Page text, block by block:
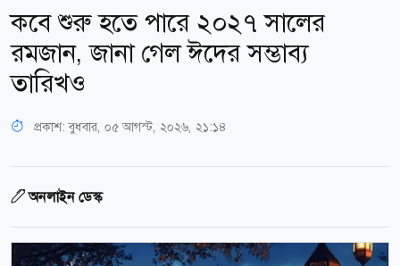
কবে শুরু হতে পারে ২০২৭ সালের
রমজান, জানা গেল ঈদের সম্ভাব্য
তারিখও
প্রকাশ:বুধবার, ০৫ আগস্ট, ২০২৬, ২১:১৪
অনলাইন ডেস্ক